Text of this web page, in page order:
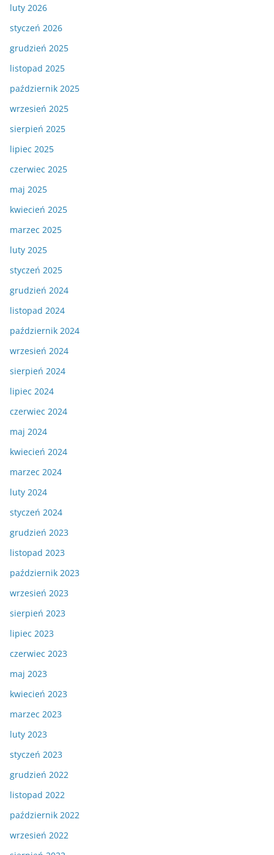
luty 2026
styczeń 2026
grudzień 2025
listopad 2025
październik 2025
wrzesień 2025
sierpień 2025
lipiec 2025
czerwiec 2025
maj 2025
kwiecień 2025
marzec 2025
luty 2025
styczeń 2025
grudzień 2024
listopad 2024
październik 2024
wrzesień 2024
sierpień 2024
lipiec 2024
czerwiec 2024
maj 2024
kwiecień 2024
marzec 2024
luty 2024
styczeń 2024
grudzień 2023
listopad 2023
październik 2023
wrzesień 2023
sierpień 2023
lipiec 2023
czerwiec 2023
maj 2023
kwiecień 2023
marzec 2023
luty 2023
styczeń 2023
grudzień 2022
listopad 2022
październik 2022
wrzesień 2022